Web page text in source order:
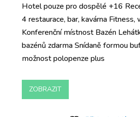
Hotel pouze pro dospělé +16
4 restaurace, bar, kavárna Fitness,
Konferenční místnost Bazén
bazénů zdarma Snídaně formou
možnost polopenze plus
ZOBRAZIT